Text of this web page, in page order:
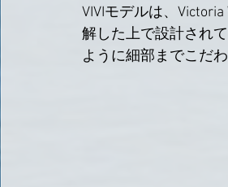
VIVIモデルは、
解した上で設計され
ように細部までこだ